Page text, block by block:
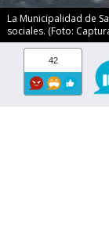
La Municipalidad de
sociales. (Foto:
42